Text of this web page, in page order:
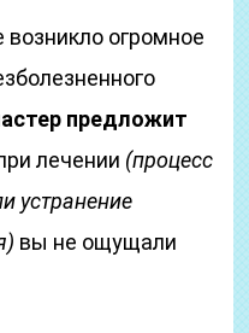
огромное
предложит
лечении (процесс
устранение
вы не ощущали